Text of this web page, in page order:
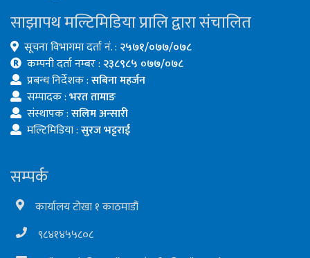
साझापथ मल्टिमिडिया प्रालि द्वारा संचालित
सूचना विभागमा दर्ता नं. : २५७१/०७७/०७८
कम्पनी दर्ता नम्बर : २३८९८५ ०७७/०७८
प्रबन्ध निर्देशक :सबिना महर्जन
सम्पादक :भरत तामाङ
संस्थापक :सलिम अन्सारी
मल्टिमिडिया :सुरज भट्टराई
सम्पर्क
कार्यालय टोखा १ काठमाडौं
९८४१४५५८०८